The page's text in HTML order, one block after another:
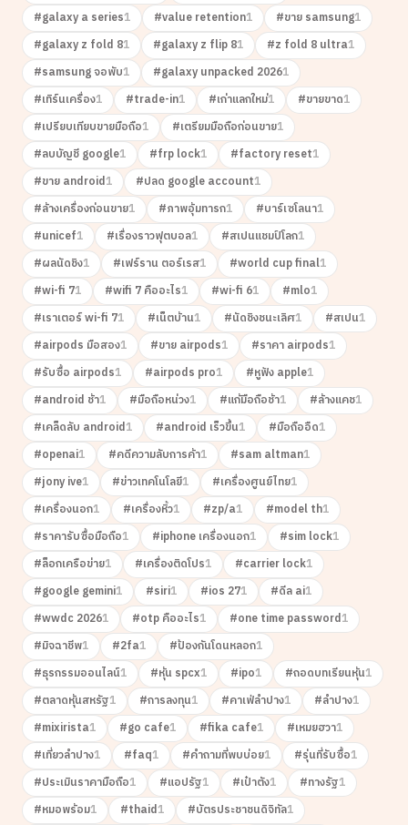
#galaxy a series1 #value retention1 #ขาย samsung1
#galaxy z fold 81 #galaxy z flip 81 #z fold 8 ultra1
#samsung จอพับ1 #galaxy unpacked 20261
#เทิร์นเครื่อง1 #trade-in1 #เก่าแลกใหม่1 #ขายขาด1
#เปรียบเทียบขายมือถือ1 #เตรียมมือถือก่อนขาย1
#ลบบัญชี google1 #frp lock1 #factory reset1
#ขาย android1 #ปลด google account1
#ล้างเครื่องก่อนขาย1 #ภาพอุ้มทารก1 #บาร์เซโลนา1
#unicef1 #เรื่องราวฟุตบอล1 #สเปนแชมป์โลก1
#ผลนัดชิง1 #เฟร์ราน ตอร์เรส1 #world cup final1
#wi-fi 71 #wifi 7 คืออะไร1 #wi-fi 61 #mlo1
#เราเตอร์ wi-fi 71 #เน็ตบ้าน1 #นัดชิงชนะเลิศ1 #สเปน1
#airpods มือสอง1 #ขาย airpods1 #ราคา airpods1
#รับซื้อ airpods1 #airpods pro1 #หูฟัง apple1
#android ช้า1 #มือถือหน่วง1 #แก้มือถือช้า1 #ล้างแคช1
#เคล็ดลับ android1 #android เร็วขึ้น1 #มือถืออืด1
#openai1 #คดีความลับการค้า1 #sam altman1
#jony ive1 #ข่าวเทคโนโลยี1 #เครื่องศูนย์ไทย1
#เครื่องนอก1 #เครื่องหิ้ว1 #zp/a1 #model th1
#ราคารับซื้อมือถือ1 #iphone เครื่องนอก1 #sim lock1
#ล็อกเครือข่าย1 #เครื่องติดโปร1 #carrier lock1
#google gemini1 #siri1 #ios 271 #ดีล ai1
#wwdc 20261 #otp คืออะไร1 #one time password1
#มิจฉาชีพ1 #2fa1 #ป้องกันโดนหลอก1
#ธุรกรรมออนไลน์1 #หุ้น spcx1 #ipo1 #ถอดบทเรียนหุ้น1
#ตลาดหุ้นสหรัฐ1 #การลงทุน1 #คาเฟ่ลำปาง1 #ลำปาง1
#mixirista1 #go cafe1 #fika cafe1 #เหมยฮวา1
#เที่ยวลำปาง1 #faq1 #คำถามที่พบบ่อย1 #รุ่นที่รับซื้อ1
#ประเมินราคามือถือ1 #แอปรัฐ1 #เป๋าตัง1 #ทางรัฐ1
#หมอพร้อม1 #thaid1 #บัตรประชาชนดิจิทัล1